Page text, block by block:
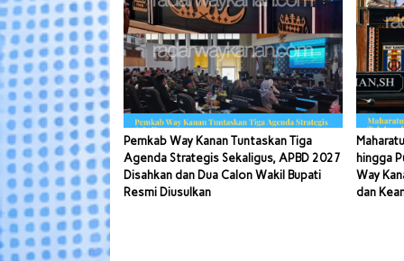
Pemkab Way Kanan Tuntaskan Tiga
Agenda Strategis Sekaligus, APBD 2027
Disahkan dan Dua Calon Wakil Bupati
Resmi Diusulkan
hingga
Way
dan